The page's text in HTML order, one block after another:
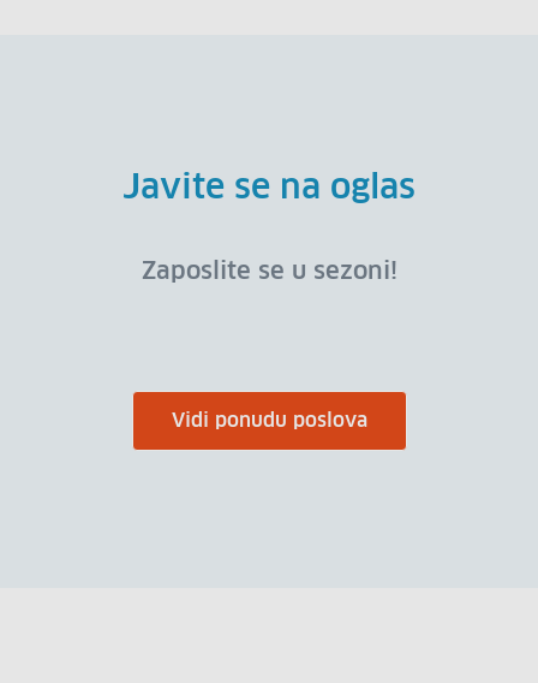
Javite se na oglas
Zaposlite se u sezoni!
Vidi ponudu poslova